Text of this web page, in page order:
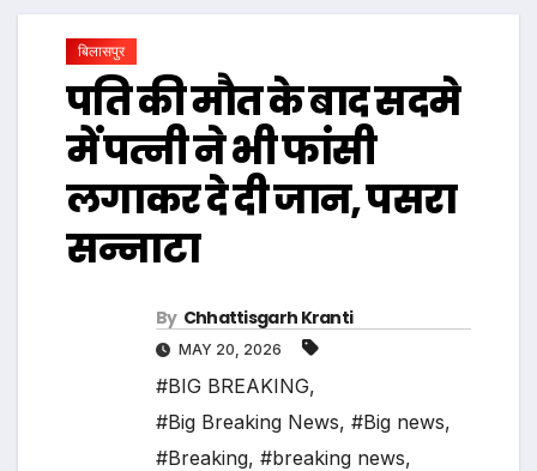
बिलासपुर
पति की मौत के बाद सदमे
में पत्नी ने भी फांसी
लगाकर दे दी जान, पसरा
सन्नाटा
By Chhattisgarh Kranti
MAY 20, 2026
#BIG BREAKING,
#Big Breaking News, #Big news,
#Breaking, #breaking news,